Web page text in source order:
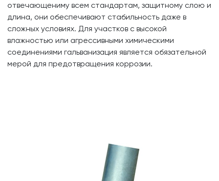
отвечающениму всем стандартам, защитному слою и
длина, они обеспечивают стабильность даже в
сложных условиях. Для участков с высокой
влажностью или агрессивными химическими
соединениями гальванизация является обязательной
мерой для предотвращения коррозии.